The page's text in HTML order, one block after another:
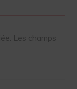
Les champs